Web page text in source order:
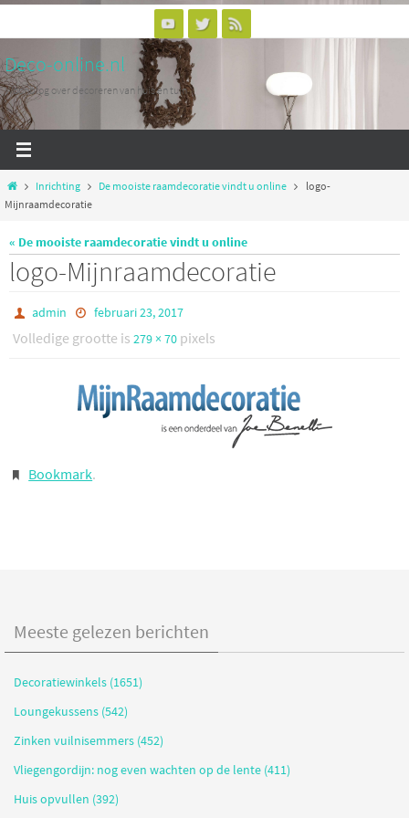
naar
de
inhoud
Deco-online.nl
Woonblog over decoreren van huis en tuin
HomeInrichting De mooiste raamdecoratie vindt u online
logo-
Mijnraamdecoratie
« De mooiste raamdecoratie vindt u online
logo-Mijnraamdecoratie
admin februari 23, 2017
Volledige grootte is 279 × 70 pixels
Bookmark.
Meeste gelezen berichten
Decoratiewinkels (1651)
Loungekussens (542)
Zinken vuilnisemmers (452)
Vliegengordijn: nog even wachten op de lente (411)
Huis opvullen (392)